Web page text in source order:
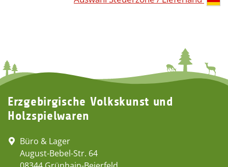
Erzgebirgische Volkskunst und
Holzspielwaren
Büro & Lager
August-Bebel-Str. 64